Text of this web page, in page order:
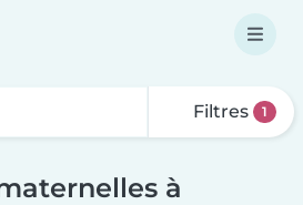
Filtres 1
à